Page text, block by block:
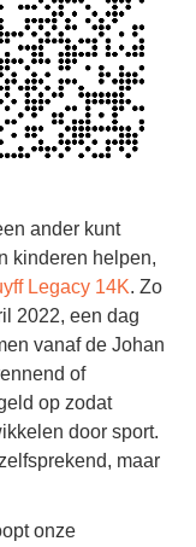
ander kunt
kinderen helpen,
Legacy 14K. Zo
2022, een dag
vanaf de Johan
of
op zodat
door sport.
maar
onze